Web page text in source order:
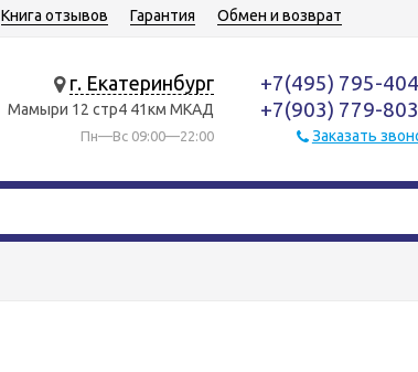
Книга отзывов Гарантия Обмен и возврат
г. Екатеринбург
Мамыри 12 стр4 41км МКАД
Пн—Вс 09:00—22:00
+7(495) 795-
+7(903) 779-
Заказать